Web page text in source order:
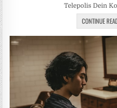
Telepolis Dein
CONTINUE